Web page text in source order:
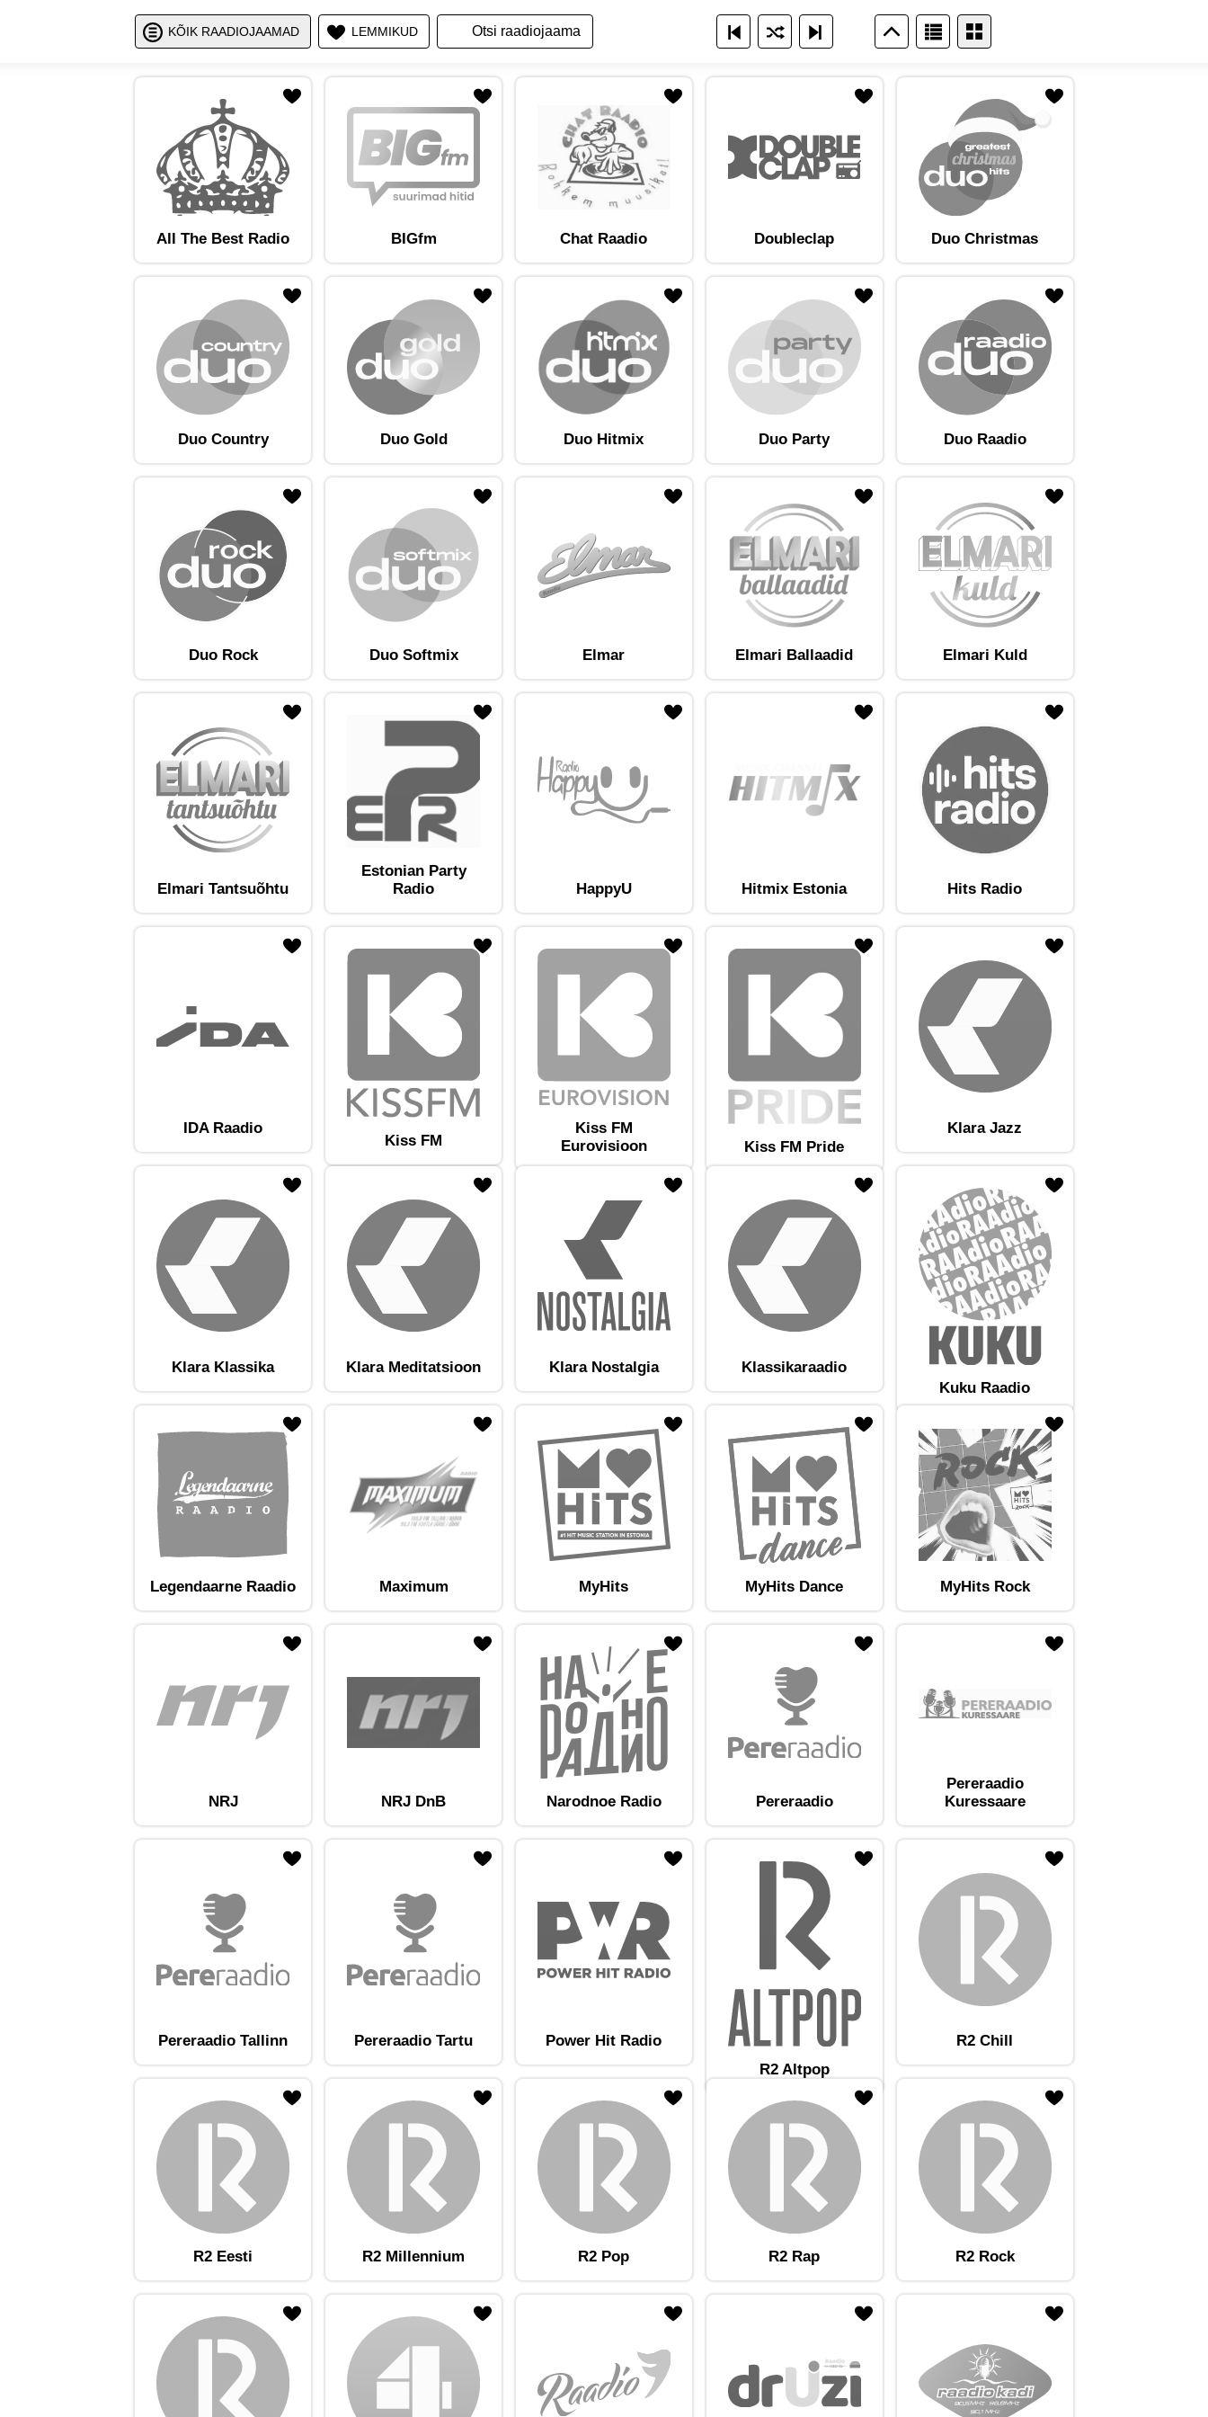
KÕIK RAADIOJAAMAD LEMMIKUD
Näita / peida raadiojaamade nimekirja
Näita raadiojaamu nimekirjana
Näita raadiojaamu ruudustikuna
All The Best Radio BIGfm Chat Raadio
Lisa raadiojaam lemmikute hulka
Doubleclap
Lisa raadiojaam lemmikute hulka
Duo Christmas
Lisa raadiojaam lemmikute hulka
Duo Country Duo Gold Duo Hitmix
Lisa raadiojaam lemmikute hulka
Duo Party
Lisa raadiojaam lemmikute hulka
Duo Raadio
Lisa raadiojaam lemmikute hulka
Duo Rock Duo Softmix Elmar
Lisa raadiojaam lemmikute hulka
Elmari Ballaadid
Lisa raadiojaam lemmikute hulka
Elmari Kuld
Lisa raadiojaam lemmikute hulka
Elmari Tantsuõhtu
Estonian Party
Radio
HappyU
Lisa raadiojaam lemmikute hulka
Hitmix Estonia
Lisa raadiojaam lemmikute hulka
Hits Radio
Lisa raadiojaam lemmikute hulka
IDA Raadio
Kiss FM
Kiss FM
Eurovisioon
Lisa raadiojaam lemmikute hulka
Kiss FM Pride
Lisa raadiojaam lemmikute hulka
Klara Jazz
Lisa raadiojaam lemmikute hulka
Klara Klassika Klara Meditatsioon Klara Nostalgia
Lisa raadiojaam lemmikute hulka
Klassikaraadio
Lisa raadiojaam lemmikute hulka
Kuku Raadio
Lisa raadiojaam lemmikute hulka
Legendaarne Raadio Maximum MyHits
Lisa raadiojaam lemmikute hulka
MyHits Dance
Lisa raadiojaam lemmikute hulka
MyHits Rock
Lisa raadiojaam lemmikute hulka
NRJ NRJ DnB Narodnoe Radio
Lisa raadiojaam lemmikute hulka
Pereraadio
Lisa raadiojaam lemmikute hulka
Pereraadio
Kuressaare
Lisa raadiojaam lemmikute hulka
Pereraadio Tallinn Pereraadio Tartu Power Hit Radio
Lisa raadiojaam lemmikute hulka
R2 Altpop
Lisa raadiojaam lemmikute hulka
R2 Chill
Lisa raadiojaam lemmikute hulka
R2 Eesti R2 Millennium R2 Pop
Lisa raadiojaam lemmikute hulka
R2 Rap
Lisa raadiojaam lemmikute hulka
R2 Rock
Lisa raadiojaam lemmikute hulka
Lisa raadiojaam lemmikute hulkaLisa raadiojaam lemmikute hulkaLisa raadiojaam lemmikute hulka